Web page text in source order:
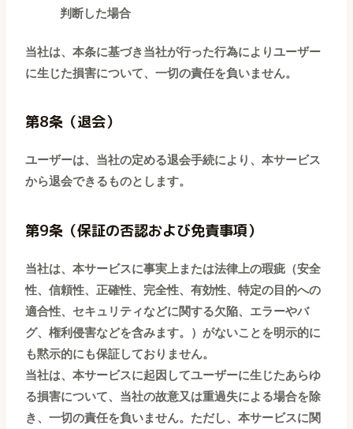
判断した場合
当社は、本条に基づき当社が行った行為によりユーザー
に生じた損害について、一切の責任を負いません。
第8条（退会）
ユーザーは、当社の定める退会手続により、本サービス
から退会できるものとします。
第9条（保証の否認および免責事項）
当社は、本サービスに事実上または法律上の瑕疵（安全
性、信頼性、正確性、完全性、有効性、特定の目的への
適合性、セキュリティなどに関する欠陥、エラーやバ
グ、権利侵害などを含みます。）がないことを明示的に
も黙示的にも保証しておりません。
当社は、本サービスに起因してユーザーに生じたあらゆ
る損害について、当社の故意又は重過失による場合を除
き、一切の責任を負いません。ただし、本サービスに関